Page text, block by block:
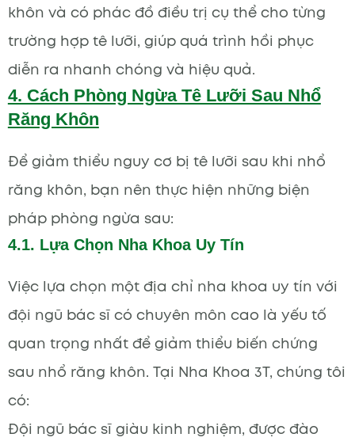
khôn và có phác đồ điều trị cụ thể cho từng
trường hợp tê lưỡi, giúp quá trình hồi phục
diễn ra nhanh chóng và hiệu quả.
4. Cách Phòng Ngừa Tê Lưỡi Sau Nhổ
Răng Khôn
Để giảm thiểu nguy cơ bị tê lưỡi sau khi nhổ
răng khôn, bạn nên thực hiện những biện
pháp phòng ngừa sau:
4.1. Lựa Chọn Nha Khoa Uy Tín
Việc lựa chọn một địa chỉ nha khoa uy tín với
đội ngũ bác sĩ có chuyên môn cao là yếu tố
quan trọng nhất để giảm thiểu biến chứng
sau nhổ răng khôn. Tại Nha Khoa 3T, chúng tôi
có:
Đội ngũ bác sĩ giàu kinh nghiệm, được đào